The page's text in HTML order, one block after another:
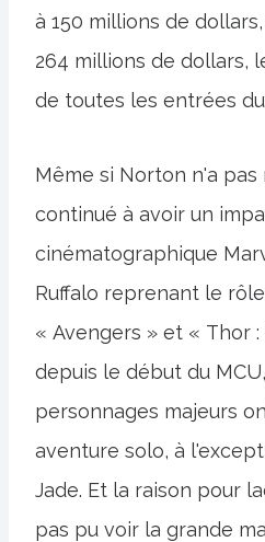
à 150 millions de
264 millions de dollars,
de toutes les entrées du
Même si Norton n'a
continué à avoir un
cinématographique
Ruffalo reprenant le
« Avengers » et « Thor :
depuis le début du
personnages majeurs
aventure solo, à
Jade. Et la raison pour
pas pu voir la grande